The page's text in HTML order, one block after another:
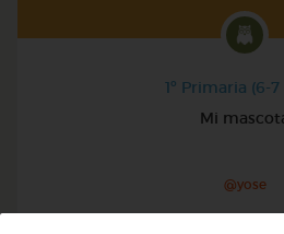
1º Primaria (6-
Mi
@yose